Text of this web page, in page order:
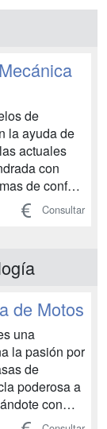
de
la ayuda de
actuales
con
de confort
e
a la
Consultar
de Motos
una
la pasión por
de
poderosa a
con
práctico.